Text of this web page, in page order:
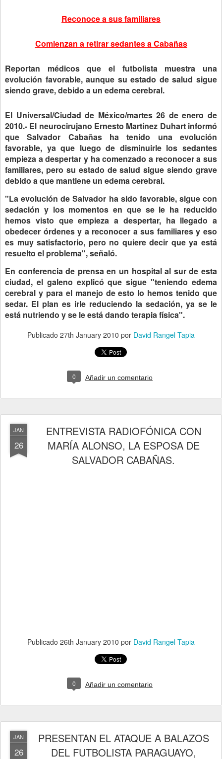
Reconoce a sus familiares
Comienzan a retirar sedantes a Cabañas
Reportan médicos que el futbolista muestra una
evolución favorable, aunque su estado de salud sigue
siendo grave, debido a un edema cerebral.
El Universal/Ciudad de México/martes 26 de enero de
2010.- El neurocirujano Ernesto Martínez Duhart informó
que Salvador Cabañas ha tenido una evolución
favorable, ya que luego de disminuirle los sedantes
empieza a despertar y ha comenzado a reconocer a sus
familiares, pero su estado de salud sigue siendo grave
debido a que mantiene un edema cerebral.
"La evolución de Salvador ha sido favorable, sigue con
sedación y los momentos en que se le ha reducido
hemos visto que empieza a despertar, ha llegado a
obedecer órdenes y a reconocer a sus familiares y eso
es muy satisfactorio, pero no quiere decir que ya está
resuelto el problema", señaló.
En conferencia de prensa en un hospital al sur de esta
ciudad, el galeno explicó que sigue "teniendo edema
cerebral y para el manejo de esto lo hemos tenido que
sedar. El plan es irle reduciendo la sedación, ya se le
está nutriendo y se le está dando terapia física".
Publicado 27th January 2010 por David Rangel Tapia
0 Añadir un comentario
JAN
26
ENTREVISTA RADIOFÓNICA CON
MARÍA ALONSO, LA ESPOSA DE
SALVADOR CABAÑAS.
Publicado 26th January 2010 por David Rangel Tapia
0 Añadir un comentario
JAN
26
PRESENTAN EL ATAQUE A BALAZOS
DEL FUTBOLISTA PARAGUAYO,